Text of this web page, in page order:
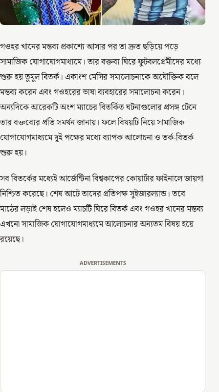
গওহর খানের মন্তব্য প্রকাশ্যে আসার পর তা দ্রুত ছড়িয়ে পড়ে
সামাজিক যোগাযোগমাধ্যমে। তার বক্তব্য ঘিরে ফুটবলপ্রেমীদের মধ্যে
শুরু হয় তুমুল বিতর্ক। একাংশ মেসির সমালোচনাকে অযৌক্তিক বলে
মন্তব্য করেন এবং গওহরের ভাষা ব্যবহারের সমালোচনা করেন।
অন্যদিকে আরেকটি অংশ ম্যাচের বিতর্কিত ঘটনাগুলোর প্রসঙ্গ টেনে
তার বক্তব্যের প্রতি সমর্থন জানায়। ফলে বিষয়টি নিয়ে সামাজিক
যোগাযোগমাধ্যমে দুই পক্ষের মধ্যে ব্যাপক আলোচনা ও তর্ক-বিতর্ক
শুরু হয়।
সব বিতর্কের মধ্যেই আর্জেন্টিনা বিশ্বকাপের কোয়ার্টার ফাইনালে জায়গা
নিশ্চিত করেছে। শেষ আটে তাদের প্রতিপক্ষ সুইজারল্যান্ড। তবে
মাঠের লড়াই শেষ হলেও ম্যাচটি ঘিরে বিতর্ক এবং গওহর খানের মন্তব্য
এখনো সামাজিক যোগাযোগমাধ্যমে আলোচনার অন্যতম বিষয় হয়ে
রয়েছে।
ADVERTISEMENTS